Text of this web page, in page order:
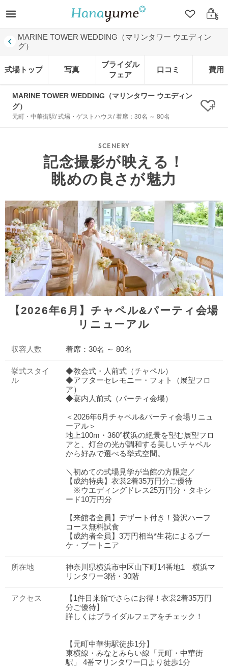
クリップ
ログ
MARINE TOWER WEDDING（マリンタワー ウエディン
グ）
式場トップ 写真
ブライダル
フェア
口コミ 費用
MARINE TOWER WEDDING（マリンタワー ウエディン
グ）
元町・中華街駅/ 式場・ゲストハウス/ 着席：30名 ～ 80名 ク
記念撮影が映える！
眺めの良さが魅力
【2026年6月】チャペル&パーティ会場
リニューアル
収容人数 着席：30名 ～ 80名
挙式スタイ
ル
◆教会式・人前式（チャペル）
◆アフターセレモニー・フォト（展望フロ
ア）
◆宴内人前式（パーティ会場）
＜2026年6月チャペル&パーティ会場リニュ
ーアル＞
地上100m・360°横浜の絶景を望む展望フロ
アと、灯台の光が調和する美しいチャペル
から好みで選べる挙式空間。
＼初めての式場見学が当館の方限定／
【成約特典】衣裳2着35万円分ご優待
※ウエディングドレス25万円分・タキシ
ード10万円分
【来館者全員】デザート付き！贅沢ハーフ
コース無料試食
【成約者全員】3万円相当*生花によるブー
ケ・ブートニア
所在地
神奈川県横浜市中区山下町14番地1 横浜マ
リンタワー3階・30階
アクセス
【1件目来館でさらにお得！衣裳2着35万円
分ご優待】
詳しくはブライダルフェアをチェック！
【元町中華街駅徒歩1分】
東横線・みなとみらい線「元町・中華街
駅」 4番マリンタワー口より徒歩1分